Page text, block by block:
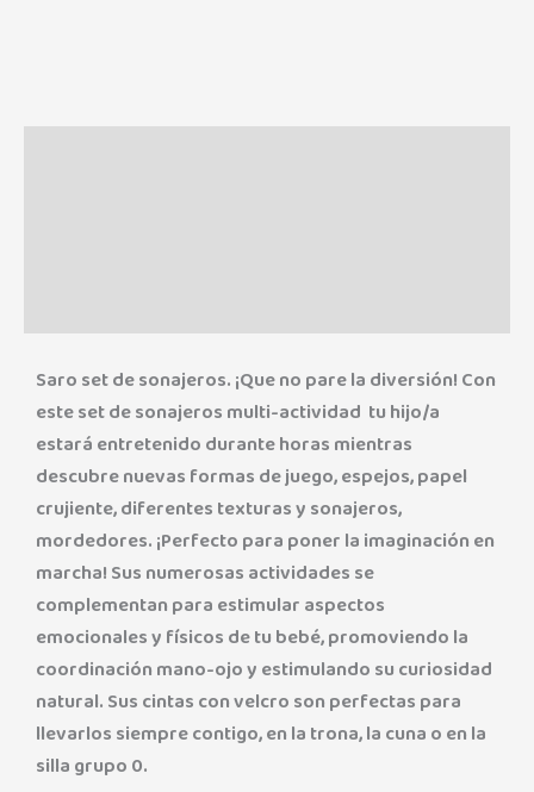
Saro set de sonajeros. ¡Que no pare la diversión! Con
este set de sonajeros multi-actividad tu hijo/a
estará entretenido durante horas mientras
descubre nuevas formas de juego, espejos, papel
crujiente, diferentes texturas y sonajeros,
mordedores. ¡Perfecto para poner la imaginación en
marcha! Sus numerosas actividades se
complementan para estimular aspectos
emocionales y físicos de tu bebé, promoviendo la
coordinación mano-ojo y estimulando su curiosidad
natural. Sus cintas con velcro son perfectas para
llevarlos siempre contigo, en la trona, la cuna o en la
silla grupo 0.